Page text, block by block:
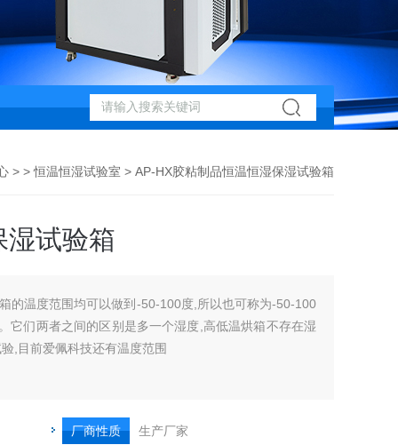
> >恒温恒湿试验室 > AP-HX胶粘制品恒温恒湿保湿试验箱
湿试验箱
的温度范围均可以做到-50-100度,所以也可称为-50-100
它们两者之间的区别是多一个湿度,高低温烘箱不存在湿
,目前爱佩科技还有温度范围
厂商性质 生产厂家